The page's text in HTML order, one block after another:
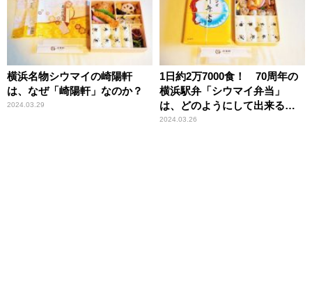
横浜名物シウマイの崎陽軒
は、なぜ「崎陽軒」なのか？
2024.03.29
1日約2万7000食！ 70周年の
横浜駅弁「シウマイ弁当」
は、どのようにして出来るの
か？
2024.03.26